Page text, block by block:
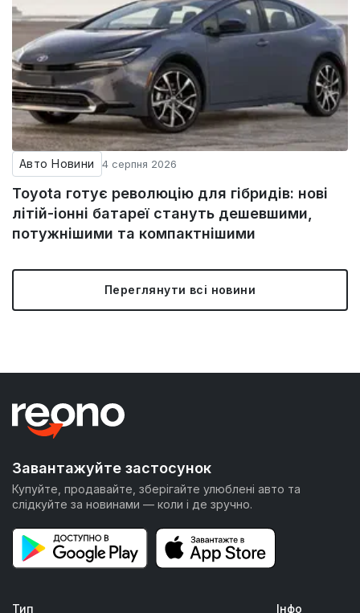
Авто Новини 4 серпня 2026
Toyota готує революцію для гібридів: нові
літій-іонні батареї стануть дешевшими,
потужнішими та компактнішими
Переглянути всі новини
Завантажуйте застосунок
Купуйте, продавайте, зберігайте улюблені авто та
слідкуйте за новинами — коли і де зручно.
Тип Інфо